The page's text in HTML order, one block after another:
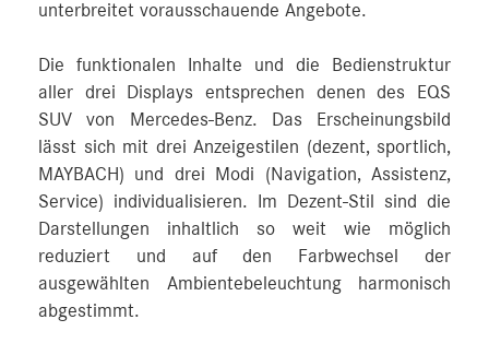
unterbreitet vorausschauende Angebote.
Die funktionalen Inhalte und die Bedienstruktur
aller drei Displays entsprechen denen des EQS
SUV von Mercedes-Benz. Das Erscheinungsbild
lässt sich mit drei Anzeigestilen (dezent, sportlich,
MAYBACH) und drei Modi (Navigation, Assistenz,
Service) individualisieren. Im Dezent-Stil sind die
Darstellungen inhaltlich so weit wie möglich
reduziert und auf den Farbwechsel der
ausgewählten Ambientebeleuchtung harmonisch
abgestimmt.